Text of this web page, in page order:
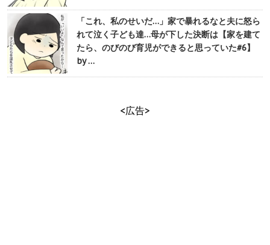
「これ、私のせいだ…」家で暴れるなと夫に怒ら
れて泣く子ども達…母が下した決断は【家を建て
たら、のびのび育児ができると思っていた#6】
by …
<広告>